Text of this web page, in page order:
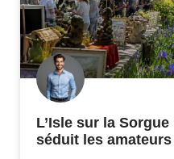
L’Isle sur la
séduit les amateurs